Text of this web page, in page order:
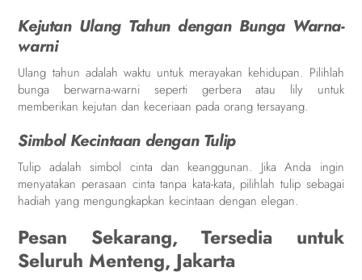
Kejutan Ulang Tahun dengan Bunga Warna-
warni
Ulang tahun adalah waktu untuk merayakan kehidupan. Pilihlah
bunga berwarna-warni seperti gerbera atau lily untuk
memberikan kejutan dan keceriaan pada orang tersayang.
Simbol Kecintaan dengan Tulip
Tulip adalah simbol cinta dan keanggunan. Jika Anda ingin
menyatakan perasaan cinta tanpa kata-kata, pilihlah tulip sebagai
hadiah yang mengungkapkan kecintaan dengan elegan.
Pesan Sekarang, Tersedia untuk
Seluruh Menteng, Jakarta